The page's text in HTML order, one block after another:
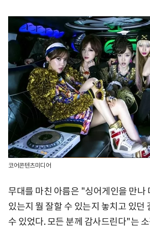
코어콘텐츠미디어
무대를 마친 아름은 "싱어게인을 만나
있는지 뭘 잘할 수 있는지 놓치고 있던
수 있었다. 모든 분께 감사드린다"는